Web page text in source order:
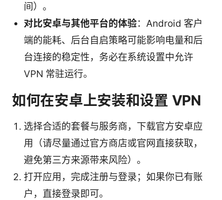
间）。
对比安卓与其他平台的体验：Android 客户
端的能耗、后台自启策略可能影响电量和后
台连接的稳定性，务必在系统设置中允许
VPN 常驻运行。
如何在安卓上安装和设置 VPN
选择合适的套餐与服务商，下载官方安卓应
用（请尽量通过官方商店或官网直接获取，
避免第三方来源带来风险）。
打开应用，完成注册与登录；如果你已有账
户，直接登录即可。